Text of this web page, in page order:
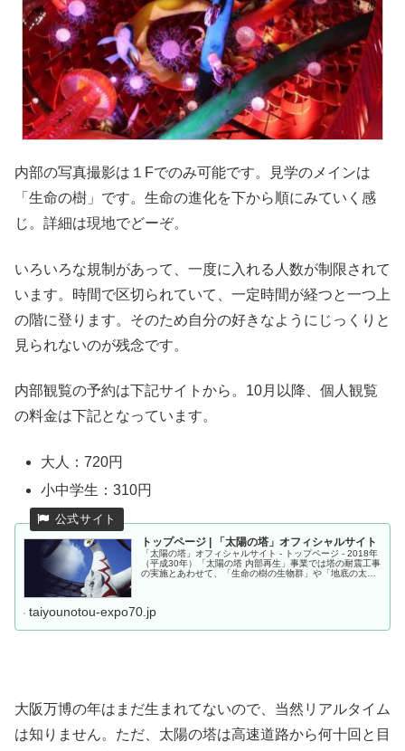
内部の写真撮影は１Fでのみ可能です。見学のメインは
「生命の樹」です。生命の進化を下から順にみていく感
じ。詳細は現地でどーぞ。
いろいろな規制があって、一度に入れる人数が制限されて
います。時間で区切られていて、一定時間が経つと一つ上
の階に登ります。そのため自分の好きなようにじっくりと
見られないのが残念です。
内部観覧の予約は下記サイトから。10月以降、個人観覧
の料金は下記となっています。
大人：720円
小中学生：310円
トップページ | 「太陽の塔」オフィシャルサイト
「太陽の塔」オフィシャルサイト - トップページ - 2018年
（平成30年）「太陽の塔 内部再生」事業では塔の耐震工事
の実施とあわせて、「生命の樹の生物群」や「地底の太
taiyounotou-expo70.jp
大阪万博の年はまだ生まれてないので、当然リアルタイム
は知りません。ただ、太陽の塔は高速道路から何十回と目